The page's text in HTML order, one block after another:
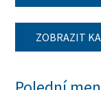
ZOBRAZIT